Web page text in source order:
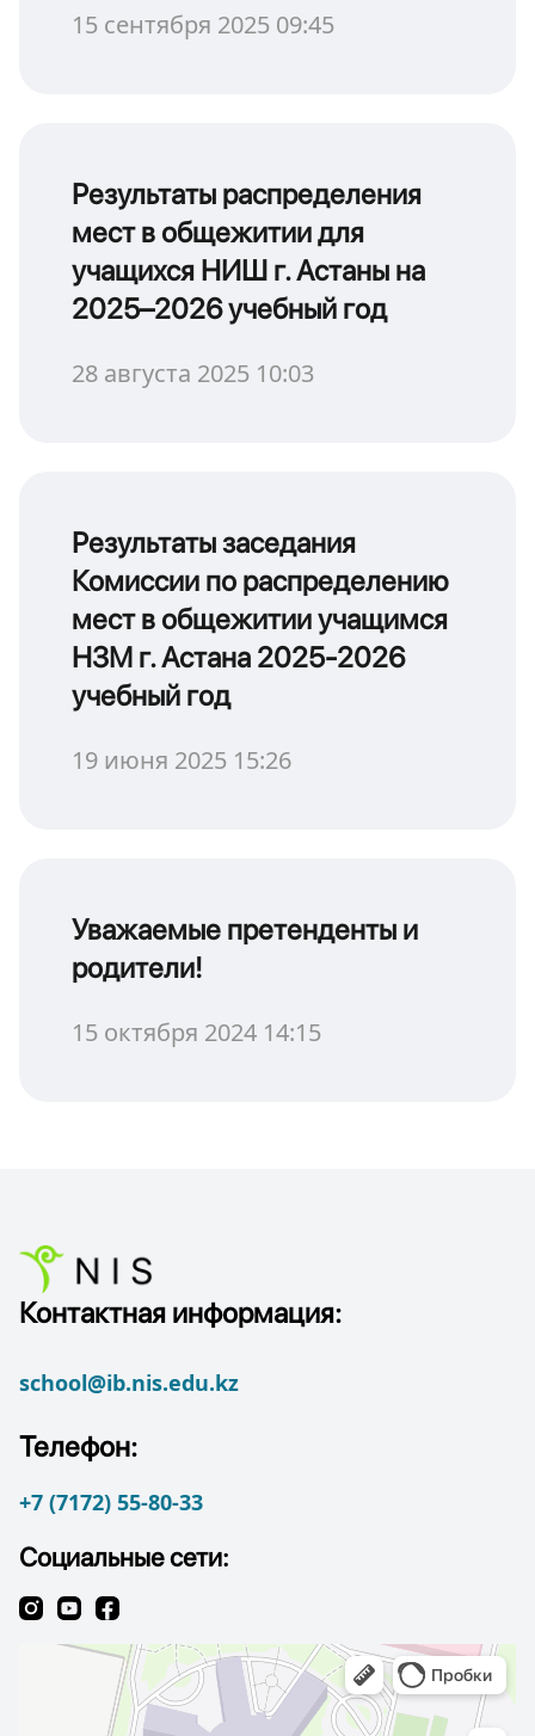
15 сентября 2025 09:45
Результаты распределения
мест в общежитии для
учащихся НИШ г. Астаны на
2025–2026 учебный год
28 августа 2025 10:03
Результаты заседания
Комиссии по распределению
мест в общежитии учащимся
НЗМ г. Астана 2025-2026
учебный год
19 июня 2025 15:26
Уважаемые претенденты и
родители!
15 октября 2024 14:15
Контактная информация:
school@ib.nis.edu.kz
Телефон:
+7 (7172) 55-80-33
Социальные сети: